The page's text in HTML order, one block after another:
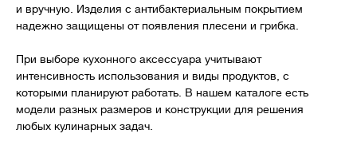
и вручную. Изделия с антибактериальным покрытием
надежно защищены от появления плесени и грибка.
При выборе кухонного аксессуара учитывают
интенсивность использования и виды продуктов, с
которыми планируют работать. В нашем каталоге есть
модели разных размеров и конструкции для решения
любых кулинарных задач.